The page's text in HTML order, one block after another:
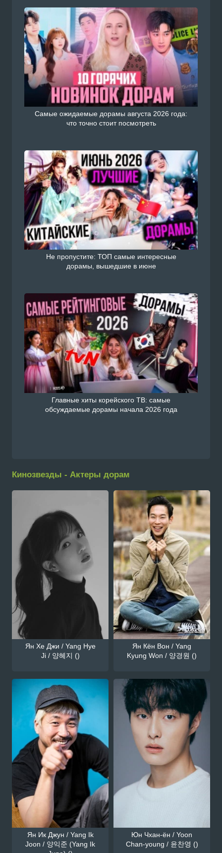
Самые ожидаемые дорамы августа 2026 года:
что точно стоит посмотреть
Не пропустите: ТОП самые интересные
дорамы, вышедшие в июне
Главные хиты корейского ТВ: самые
обсуждаемые дорамы начала 2026 года
Кинозвезды - Актеры дорам
Ян Хе Джи / Yang Hye
Ji / 양혜지 ()
Ян Кён Вон / Yang
Kyung Won / 양경원 ()
Ян Ик Джун / Yang Ik
Joon / 양익준 (Yang Ik
Юн Чхан-ён / Yoon
Chan-young / 윤찬영 ()